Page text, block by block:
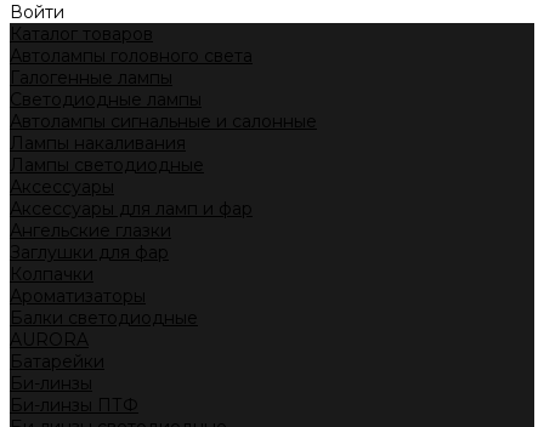
Войти
Каталог товаров
Автолампы головного света
Галогенные лампы
Светодиодные лампы
Автолампы сигнальные и салонные
Лампы накаливания
Лампы светодиодные
Аксессуары
Аксессуары для ламп и фар
Ангельские глазки
Заглушки для фар
Колпачки
Ароматизаторы
Балки светодиодные
AURORA
Батарейки
Би-линзы
Би-линзы ПТФ